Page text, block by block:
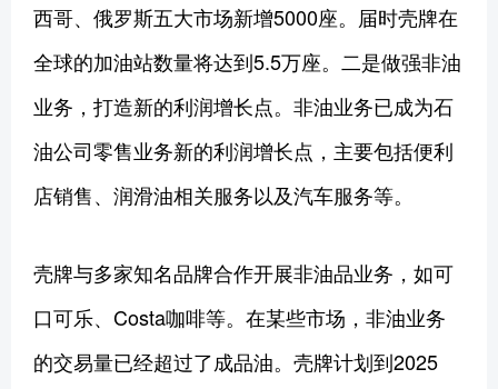
西哥、俄罗斯五大市场新增5000座。届时壳牌在
全球的加油站数量将达到5.5万座。二是做强非油
业务，打造新的利润增长点。非油业务已成为石
油公司零售业务新的利润增长点，主要包括便利
店销售、润滑油相关服务以及汽车服务等。
壳牌与多家知名品牌合作开展非油品业务，如可
口可乐、Costa咖啡等。在某些市场，非油业务
的交易量已经超过了成品油。壳牌计划到2025